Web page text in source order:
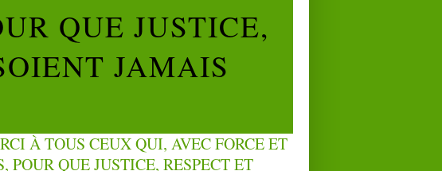
QUE JUSTICE,
JAMAIS